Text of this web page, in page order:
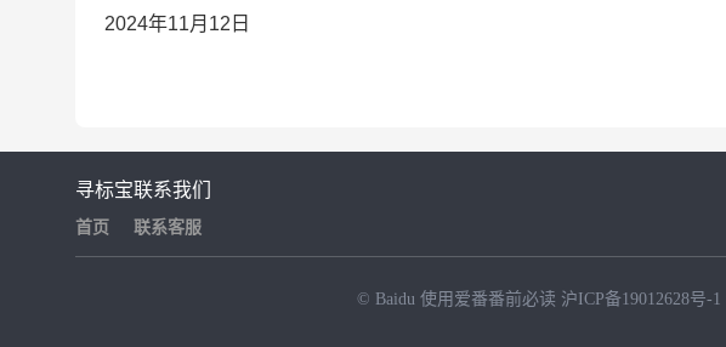
2024年11月12日
寻标宝
首页
联系我们
联系客服
© Baidu 使用爱番番前必读 沪ICP备19012628号-1